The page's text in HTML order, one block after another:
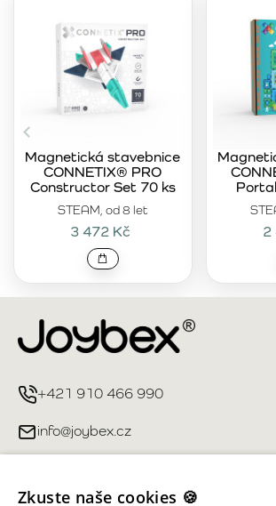
STEAM, od 8 let
Magnetická stavebnice
CONNETIX® PRO
Constructor Set 70 ks
3 472 Kč 2
+421 910 466 990
info@joybex.cz
Zkuste naše cookies 🍪